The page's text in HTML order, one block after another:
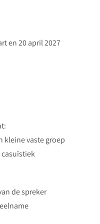
doelen voor
overtuigingen
in het voeren van
en 20 april 2027
kleine vaste groep
de spreker
plús een